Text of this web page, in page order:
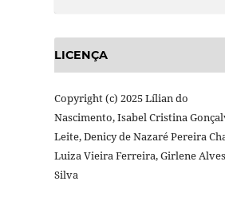
LICENÇA
Copyright (c) 2025 Lílian do
Nascimento, Isabel Cristina
Leite, Denicy de Nazaré Pereira
Luiza Vieira Ferreira, Girlene
Silva